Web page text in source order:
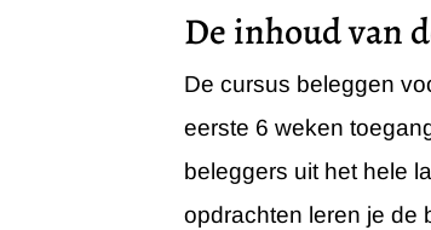
De inhoud van
De cursus beleggen
eerste 6 weken
beleggers uit het hele
opdrachten leren je de